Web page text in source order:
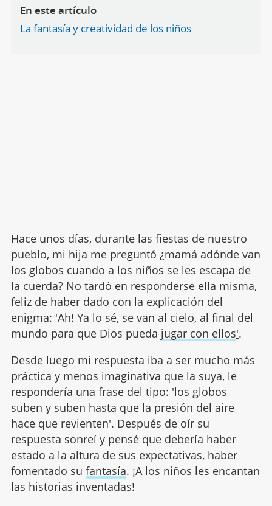
En este artículo
La fantasía y creatividad de los niños
Hace unos días, durante las fiestas de nuestro
pueblo, mi hija me preguntó ¿mamá adónde van
los globos cuando a los niños se les escapa de
la cuerda? No tardó en responderse ella misma,
feliz de haber dado con la explicación del
enigma: 'Ah! Ya lo sé, se van al cielo, al final del
mundo para que Dios pueda jugar con ellos'.
Desde luego mi respuesta iba a ser mucho más
práctica y menos imaginativa que la suya, le
respondería una frase del tipo: 'los globos
suben y suben hasta que la presión del aire
hace que revienten'. Después de oír su
respuesta sonreí y pensé que debería haber
estado a la altura de sus expectativas, haber
fomentado su fantasía. ¡A los niños les encantan
las historias inventadas!